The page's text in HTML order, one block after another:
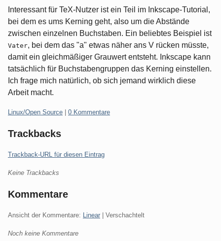
Interessant für TeX-Nutzer ist ein Teil im Inkscape-Tutorial,
bei dem es ums Kerning geht, also um die Abstände
zwischen einzelnen Buchstaben. Ein beliebtes Beispiel ist
Vater, bei dem das "a" etwas näher ans V rücken müsste,
damit ein gleichmäßiger Grauwert entsteht. Inkscape kann
tatsächlich für Buchstabengruppen das Kerning einstellen.
Ich frage mich natürlich, ob sich jemand wirklich diese
Arbeit macht.
Kategorien:
Linux/Open Source 0 Kommentare
Trackbacks
Trackback-URL für diesen Eintrag
Keine Trackbacks
Kommentare
Ansicht der Kommentare: Linear | Verschachtelt
Noch keine Kommentare